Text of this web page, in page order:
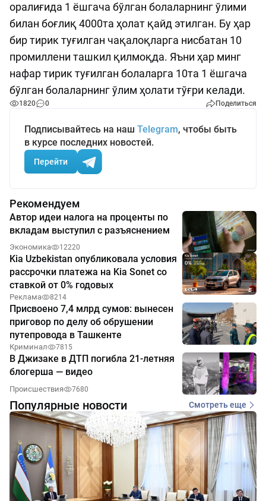
оралиғида 1 ёшгача бўлган болаларнинг ўлими
билан боғлиқ 4000та ҳолат қайд этилган. Бу ҳар
бир тирик туғилган чақалоқларга нисбатан 10
промиллени ташкил қилмоқда. Яъни ҳар минг
нафар тирик туғилган болаларга 10та 1 ёшгача
бўлган болаларнинг ўлим ҳолати тўғри келади.
1820 0 Поделиться
Подписывайтесь на наш Telegram, чтобы быть
в курсе последних новостей.
Перейти
Рекомендуем
Автор идеи налога на проценты по
вкладам выступил с разъяснением
Экономика 12220
Kia Uzbekistan опубликовала условия
рассрочки платежа на Kia Sonet со
ставкой от 0% годовых
Реклама 8214
Присвоено 7,4 млрд сумов: вынесен
приговор по делу об обрушении
путепровода в Ташкенте
Криминал 7815
В Джизаке в ДТП погибла 21-летняя
блогерша — видео
Происшествия 7680
Популярные новости Смотреть еще